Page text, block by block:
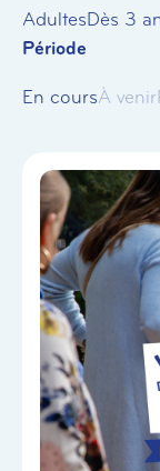
AdultesDès 3
Période
En coursÀ venir